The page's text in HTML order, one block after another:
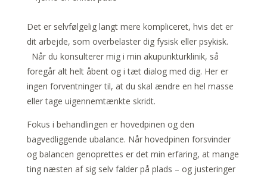
Det er selvfølgelig langt mere kompliceret, hvis det er
dit arbejde, som overbelaster dig fysisk eller psykisk.
Når du konsulterer mig i min akupunkturklinik, så
foregår alt helt åbent og i tæt dialog med dig. Her er
ingen forventninger til, at du skal ændre en hel masse
eller tage uigennemtænkte skridt.
Fokus i behandlingen er hovedpinen og den
bagvedliggende ubalance. Når hovedpinen forsvinder
og balancen genoprettes er det min erfaring, at mange
ting næsten af sig selv falder på plads – og justeringer